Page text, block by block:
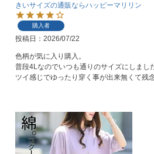
きいサイズの通販ならハッピーマリリン
購入者
投稿日 2026/07/22
色柄が気に入り購入。
普段4Lなのでいつも通りのサイズにしまし
ツイ感じでゆったり穿く事が出来無くて残